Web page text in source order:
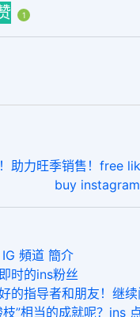
1
！助力旺季销售！
buy
頻道 簡介
时的ins粉丝
指导者和朋友！继续
”相当的成就呢？ins